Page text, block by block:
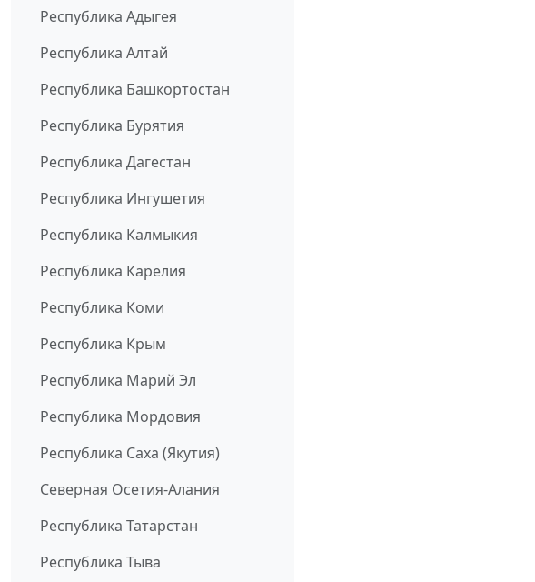
Республика Адыгея
Республика Алтай
Республика Башкортостан
Республика Бурятия
Республика Дагестан
Республика Ингушетия
Республика Калмыкия
Республика Карелия
Республика Коми
Республика Крым
Республика Марий Эл
Республика Мордовия
Республика Саха (Якутия)
Северная Осетия-Алания
Республика Татарстан
Республика Тыва